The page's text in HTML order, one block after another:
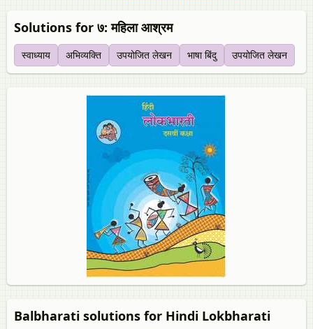
Solutions for ७: महिला आश्रम
स्‍वाध्याय अभिव्यक्ति उपयोजित लेखन भाषा बिंदु उपयोजित लेखन
Balbharati solutions for Hindi Lokbharati